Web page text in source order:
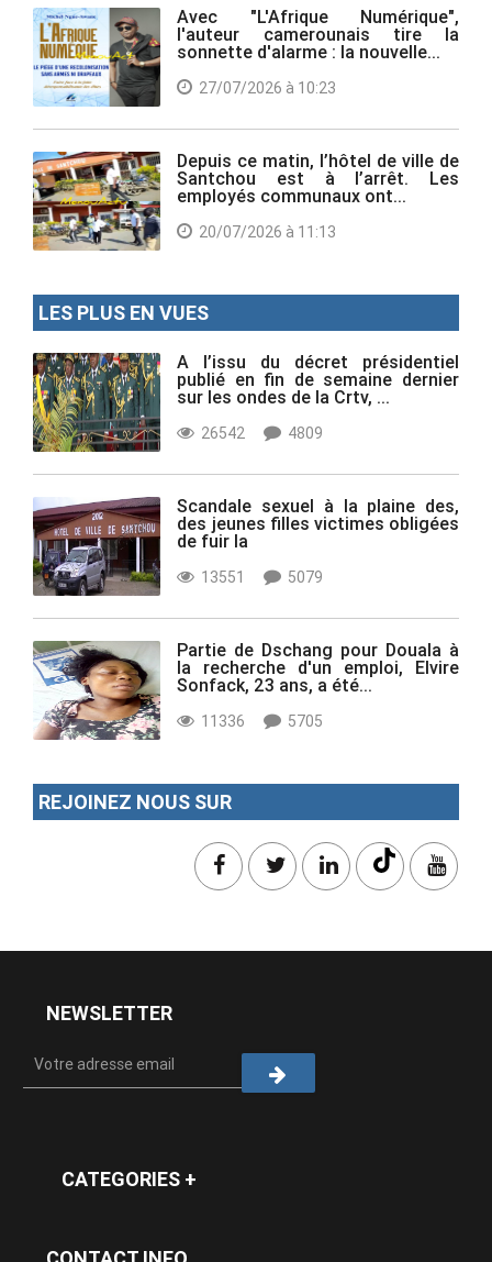
Avec "L'Afrique Numérique",
l'auteur camerounais tire la
sonnette d'alarme : la nouvelle...
27/07/2026 à 10:23
Depuis ce matin, l’hôtel de ville de
Santchou est à l’arrêt. Les
employés communaux ont...
20/07/2026 à 11:13
LES PLUS EN VUES
A l’issu du décret présidentiel
publié en fin de semaine dernier
sur les ondes de la Crtv, ...
26542 4809
Scandale sexuel à la plaine des,
des jeunes filles victimes obligées
de fuir la
13551 5079
Partie de Dschang pour Douala à
la recherche d'un emploi, Elvire
Sonfack, 23 ans, a été...
11336 5705
REJOINEZ NOUS SUR
NEWSLETTER
CATEGORIES +